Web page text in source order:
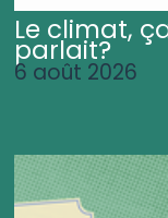
Le climat,
parlait?
6 août 2026